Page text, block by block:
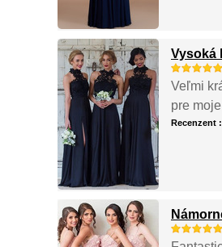
Vysoká
Veľmi
pre
Recenzent